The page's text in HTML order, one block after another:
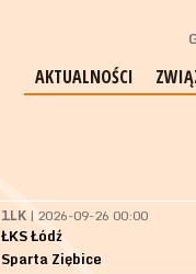
AKTUALNOŚCI
1LK | 2026-09-26 00:00
ŁKS Łódź
Sparta Ziębice